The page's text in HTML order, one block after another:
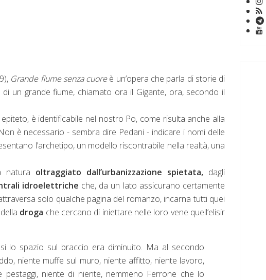
Grande fiume senza cuoreè un’opera che parla di storie di
un grande fiume, chiamato ora il Gigante, ora, secondo il
è identificabile nel nostro Po, come risulta anche alla
è necessario - sembra dire Pedani - indicare i nomi delle
l’archetipo, un modello riscontrabile nella realtà, una
natura oltraggiato dall’urbanizzazione spietata, dagli
idroelettriche che, da un lato assicurano certamente
solo qualche pagina del romanzo, incarna tutti quei
della droga che cercano di iniettare nelle loro vene quell’elisir
lo spazio sul braccio era diminuito. Ma al secondo
niente muffe sul muro, niente affitto, niente lavoro,
niente di niente, nemmeno Ferrone che lo